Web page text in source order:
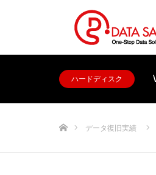
ハードディスク
データ復旧実績